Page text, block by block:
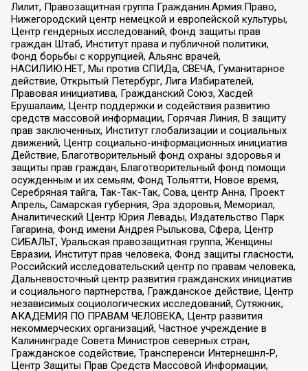
Лилит, Правозащитная группа Гражданин.Армия.Право,
Нижегородский центр немецкой и европейской культуры,
Центр гендерных исследований, Фонд защиты прав
граждан Штаб, Институт права и публичной политики,
Фонд борьбы с коррупцией, Альянс врачей,
НАСИЛИЮ.НЕТ, Мы против СПИДа, СВЕЧА, Гуманитарное
действие, Открытый Петербург, Лига Избирателей,
Правовая инициатива, Гражданский Союз, Хасдей
Ерушалаим, Центр поддержки и содействия развитию
средств массовой информации, Горячая Линия, В защиту
прав заключенных, Институт глобализации и социальных
движений, Центр социально-информационных инициатив
Действие, Благотворительный фонд охраны здоровья и
защиты прав граждан, Благотворительный фонд помощи
осужденным и их семьям, Фонд Тольятти, Новое время,
Серебряная тайга, Так-Так-Так, Сова, центр Анна, Проект
Апрель, Самарская губерния, Эра здоровья, Мемориал,
Аналитический Центр Юрия Левады, Издательство Парк
Гагарина, Фонд имени Андрея Рылькова, Сфера, Центр
СИБАЛЬТ, Уральская правозащитная группа, Женщины
Евразии, Институт прав человека, Фонд защиты гласности,
Российский исследовательский центр по правам человека,
Дальневосточный центр развития гражданских инициатив
и социального партнерства, Гражданское действие, Центр
независимых социологических исследований, Сутяжник,
АКАДЕМИЯ ПО ПРАВАМ ЧЕЛОВЕКА, Центр развития
некоммерческих организаций, Частное учреждение в
Калининграде Совета Министров северных стран,
Гражданское содействие, Трансперенси Интернешнл-Р,
Центр Защиты Прав Средств Массовой Информации,